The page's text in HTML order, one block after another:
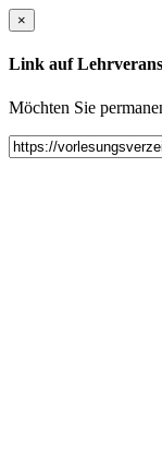
×
Link auf
Möchten Sie